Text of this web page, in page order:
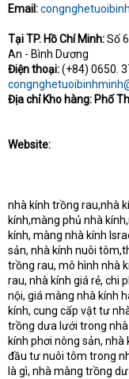
Email:
Tại TP. Hồ Chí Minh:Số
An - Bình Dương
Điện thoại:(+84) 0650.
Địa chỉ Kho hàng: Phố
Website:
nhà kính trồng rau,nhà
kính,màng phủ nhà
kính, màng nhà kính
sản, nhà kính nuôi
trồng rau, mô hình nhà
rau, nhà kính giá rẻ, chi
nội, giá màng nhà kính
kính, cung cấp vật tư
trồng dưa lưới trong
kính phơi nông sản, nhà
đầu tư nuôi tôm trong
là gì, nhà màng trồng